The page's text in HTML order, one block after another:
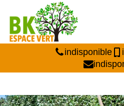
indisponible